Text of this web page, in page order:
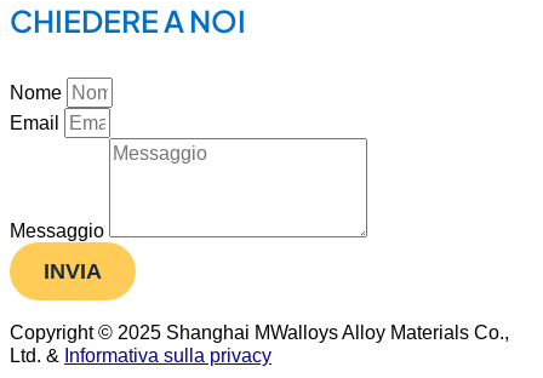
CHIEDERE A NOI
Nome
Email
Messaggio
INVIA
Copyright © 2025 Shanghai MWalloys Alloy Materials Co.,
Ltd. & Informativa sulla privacy